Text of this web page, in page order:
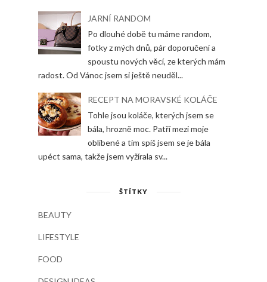
JARNÍ RANDOM
Po dlouhé době tu máme random,
fotky z mých dnů, pár doporučení a
spoustu nových věcí, ze kterých mám
radost. Od Vánoc jsem si ještě neuděl...
RECEPT NA MORAVSKÉ KOLÁČE
Tohle jsou koláče, kterých jsem se
bála, hrozně moc. Patří mezi moje
oblíbené a tím spíš jsem se je bála
upéct sama, takže jsem vyžírala sv...
ŠTÍTKY
BEAUTY
LIFESTYLE
FOOD